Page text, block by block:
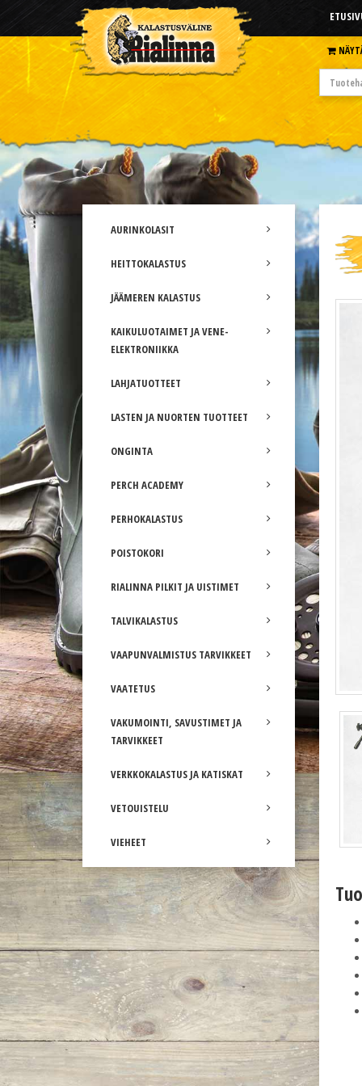
AURINKOLASIT
HEITTOKALASTUS
JÄÄMEREN KALASTUS
KAIKULUOTAIMET JA VENE-
ELEKTRONIIKKA
LAHJATUOTTEET
LASTEN JA NUORTEN TUOTTEET
ONGINTA
PERCH ACADEMY
PERHOKALASTUS
POISTOKORI
RIALINNA PILKIT JA UISTIMET
TALVIKALASTUS
VAAPUNVALMISTUS TARVIKKEET
VAATETUS
VAKUMOINTI, SAVUSTIMET JA
TARVIKKEET
VERKKOKALASTUS JA KATISKAT
VETOUISTELU
VIEHEET